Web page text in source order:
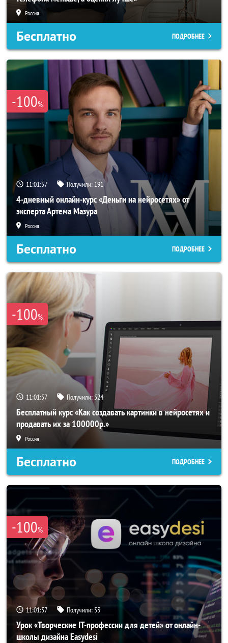
Россия
Бесплатно ПОДРОБНЕЕ
-100%
11:01:54 Получили: 191
4-дневный онлайн-курс «Деньги на нейросетях» от
эксперта Артема Мазура
Россия
Бесплатно ПОДРОБНЕЕ
-100%
11:01:54 Получили: 524
Бесплатный курс «Как создавать картинки в нейросетях и
продавать их за 100000р.»
Россия
Бесплатно ПОДРОБНЕЕ
-100%
11:01:54 Получили: 53
Урок «Творческие IT-профессии для детей» от онлайн-
школы дизайна Easydesi